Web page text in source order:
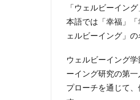
「ウェルビーイン
本語では「幸福」
ェルビーイング」
ウェルビーイング
ーイング研究の第
プローチを通じて